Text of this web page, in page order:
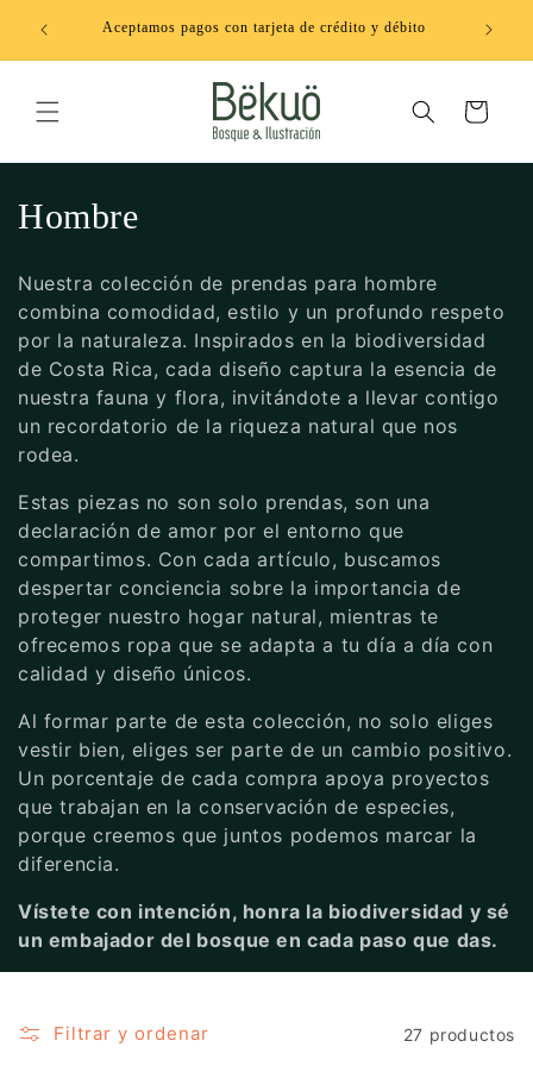
directamente
¡Estamos de vuelta! Envíos a todo Costa Rica por Correos
de CR 🇨🇷
Carrito
C
l
e
c
c
i
ó
n
:
Hombre
Nuestra colección de prendas para hombre
combina comodidad, estilo y un profundo respeto
por la naturaleza. Inspirados en la biodiversidad
de Costa Rica, cada diseño captura la esencia de
nuestra fauna y flora, invitándote a llevar contigo
un recordatorio de la riqueza natural que nos
rodea.
Estas piezas no son solo prendas, son una
declaración de amor por el entorno que
compartimos. Con cada artículo, buscamos
despertar conciencia sobre la importancia de
proteger nuestro hogar natural, mientras te
ofrecemos ropa que se adapta a tu día a día con
calidad y diseño únicos.
Al formar parte de esta colección, no solo eliges
vestir bien, eliges ser parte de un cambio positivo.
Un porcentaje de cada compra apoya proyectos
que trabajan en la conservación de especies,
porque creemos que juntos podemos marcar la
diferencia.
Vístete con intención, honra la biodiversidad y sé
un embajador del bosque en cada paso que das.
Filtrar y ordenar 27 productos